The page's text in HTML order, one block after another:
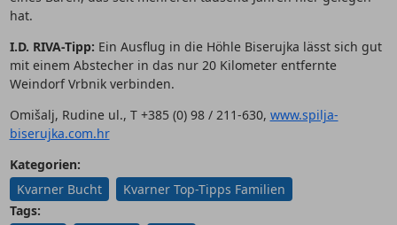
hat.
I.D. RIVA-Tipp: Ein Ausflug in die Höhle Biserujka lässt sich gut
mit einem Abstecher in das nur 20 Kilometer entfernte
Weindorf Vrbnik verbinden.
Omišalj, Rudine ul., T +385 (0) 98 / 211-630, www.spilja-
biserujka.com.hr
Kategorien:
Kvarner Bucht
Kvarner Top-Tipps Familien
Tags: